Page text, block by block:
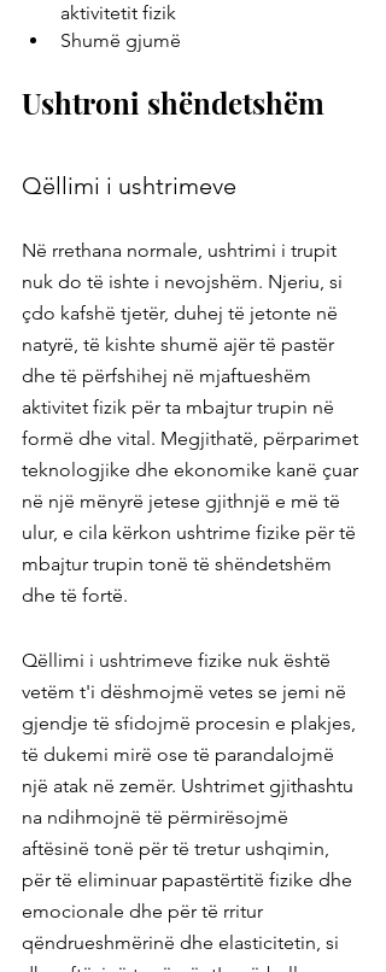
aktivitetit fizik
Shumë gjumë
Ushtroni shëndetshëm
Qëllimi i ushtrimeve
Në rrethana normale, ushtrimi i trupit
nuk do të ishte i nevojshëm. Njeriu, si
çdo kafshë tjetër, duhej të jetonte në
natyrë, të kishte shumë ajër të pastër
dhe të përfshihej në mjaftueshëm
aktivitet fizik për ta mbajtur trupin në
formë dhe vital. Megjithatë, përparimet
teknologjike dhe ekonomike kanë çuar
në një mënyrë jetese gjithnjë e më të
ulur, e cila kërkon ushtrime fizike për të
mbajtur trupin tonë të shëndetshëm
dhe të fortë.
Qëllimi i ushtrimeve fizike nuk është
vetëm t'i dëshmojmë vetes se jemi në
gjendje të sfidojmë procesin e plakjes,
të dukemi mirë ose të parandalojmë
një atak në zemër. Ushtrimet gjithashtu
na ndihmojnë të përmirësojmë
aftësinë tonë për të tretur ushqimin,
për të eliminuar papastërtitë fizike dhe
emocionale dhe për të rritur
qëndrueshmërinë dhe elasticitetin, si